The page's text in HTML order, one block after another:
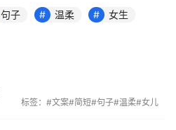
句子 温柔 女生
标签： #文案#简短#句子#温柔#女儿